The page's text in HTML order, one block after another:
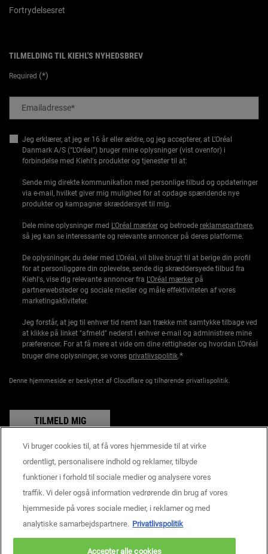
Fortrydelsesret
TILMELDING TIL KIEHL'S NYHEDSBREV
Required (*)
Emailadresse*
Jeg erklærer, at jeg er 16 år eller ældre, og jeg accepterer, at L’Oréal
Danmark A/S (“L’Oréal”) bruger mine oplysninger (vist ovenfor) i
forbindelse med Kiehl's produkter og tjenester til at:
Sende mig direkte kommunikation med personlige tilbud og opdateringer
via e-mail, hvilket giver mig mulighed for at opdage spændende nye
produkter og kampagner skræddersyet til mig.
Dele mine oplysninger med L'Oréal mærker og betroede reklamepartnere,
så jeg kan se interessante og relevante annoncer på deres platforme.
De oplysninger, du deler med L’Oréal, vil blive brugt til at berige din profil
for at personliggøre din oplevelse, sende dig skræddersyede tilbud fra
Kiehl's, vise dig relevante annoncer fra L'Oréal mærker på
partnerwebsteder og sociale medier og måle effektiviteten af vores
marketingaktiviteter.
Jeg forstår, at jeg til enhver tid nemt kan trække mit samtykke tilbage ved
at klikke på linket "afmeld" nederst i enhver e-mail og administrere mine
præferencer. For at få mere at vide om dine rettigheder og hvordan L’Oréal
bruger dine oplysninger, se vores privatlivspolitik.*
Denne hjemmeside er beskyttet af Cloudflare og tilhørende privatlispolitik.
TILMELD MIG
Producentoplysninger
KIEHL'S
14, rue Royale - 75008 Paris France
consumercare@dk.oaccare.com
KØBSBETINGELSER
Vi bruger cookies til, at få vores hjemmeside til at virke
ordentligt, personalisere indhold og reklamer, tilbyde
funktioner i forhold til sociale medier og analysere vores
traffik. Vi deler også information vedrørende din brug af vores
hjemmeside på vores sociale medier, i reklamer og med
analytiske samarbejdspartnere. Privatlivspolitik
Accepter alle cookies